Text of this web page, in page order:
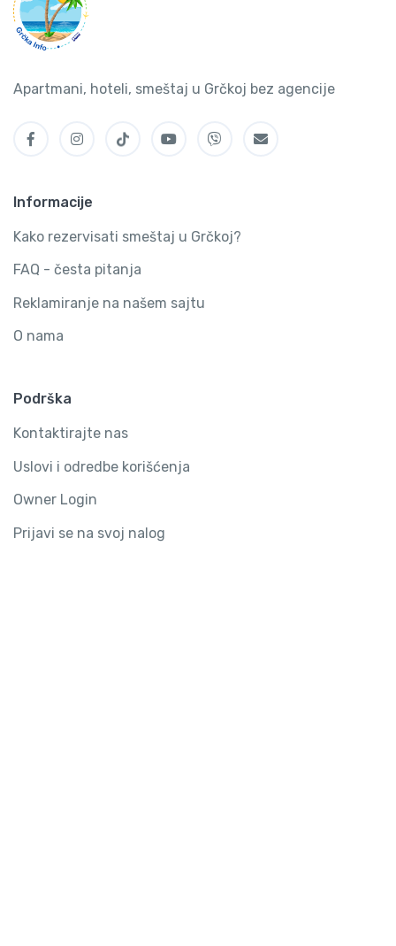
Apartmani, hoteli, smeštaj u Grčkoj bez agencije
Informacije
Kako rezervisati smeštaj u Grčkoj?
FAQ - česta pitanja
Reklamiranje na našem sajtu
O nama
Podrška
Kontaktirajte nas
Uslovi i odredbe korišćenja
Owner Login
Prijavi se na svoj nalog